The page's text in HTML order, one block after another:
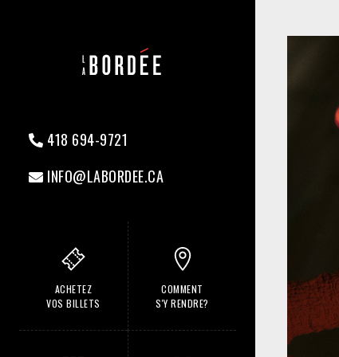
418 694-9721
INFO@LABORDEE.CA
ACHETEZ
VOS BILLETS
COMMENT
S'Y RENDRE?